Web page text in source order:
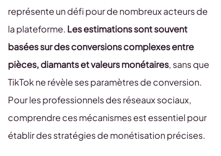
représente un défi pour de nombreux acteurs de
la plateforme. Les estimations sont souvent
basées sur des conversions complexes entre
pièces, diamants et valeurs monétaires, sans que
TikTok ne révèle ses paramètres de conversion.
Pour les professionnels des réseaux sociaux,
comprendre ces mécanismes est essentiel pour
établir des stratégies de monétisation précises.